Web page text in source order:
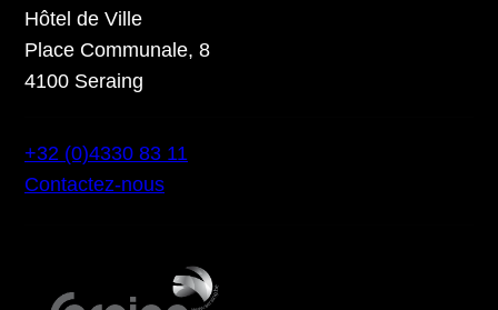
Hôtel de Ville
Place Communale, 8
4100 Seraing
+32 (0)4330 83 11
Contactez-nous